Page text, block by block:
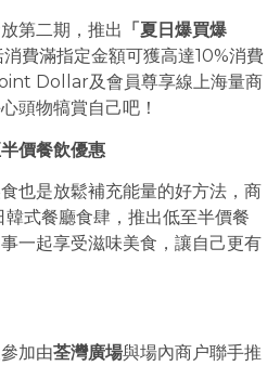
第二期，推出 「夏日爆買爆
消費滿指定金額可獲高達10%消費
Dollar及會員尊享線上海量商
頭物犒賞自己吧！
價餐飲優惠
也是放鬆補充能量的好方法，商
式餐廳食肆，推出低至半價餐
一起享受滋味美食，讓自己更有
加由荃灣廣場與場內商户聯手推